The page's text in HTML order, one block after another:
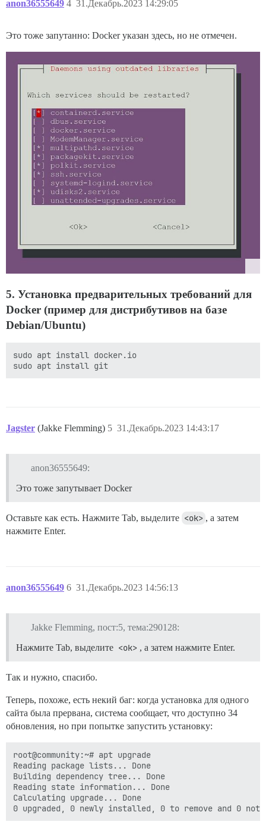
anon36555649 31.Декабрь.2023 14:29:05
4
Это тоже запутанно: Docker указан здесь, но не отмечен.
5. Установка предварительных требований для
Docker (пример для дистрибутивов на базе
Debian/Ubuntu)
sudo apt install docker.io
Jagster (Jakke Flemming) 31.Декабрь.2023 14:43:17
5
anon36555649:
Это тоже запутывает Docker
Оставьте как есть. Нажмите Tab, выделите <ok> , а затем
нажмите Enter.
anon36555649 31.Декабрь.2023 14:56:13
6
Jakke Flemming, пост:5, тема:290128:
Нажмите Tab, выделите <ok> , а затем нажмите Enter.
Так и нужно, спасибо.
Теперь, похоже, есть некий баг: когда установка для одного
сайта была прервана, система сообщает, что доступно 34
обновления, но при попытке запустить установку:
root@community:~# apt upgrade
Reading package lists... Done
Building dependency tree... Done
Reading state information... Done
Calculating upgrade... Done